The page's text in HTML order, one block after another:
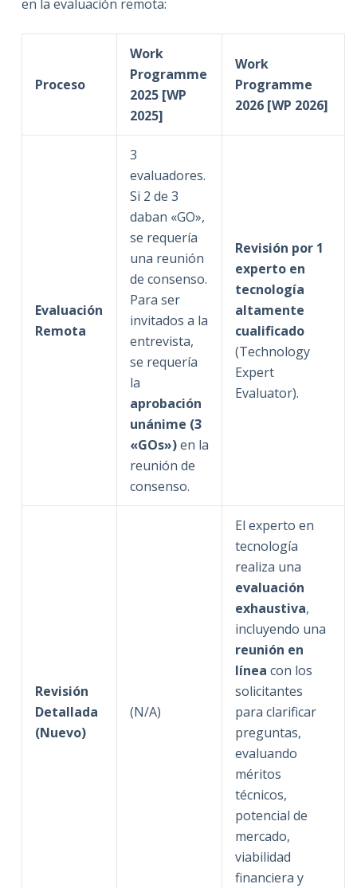
en la evaluación remota:
Proceso
Work
Programme
2025 [WP
2025]
Work
Programme
2026 [WP 2026]
Evaluación
Remota
3
evaluadores.
Si 2 de 3
daban «GO»,
se requería
una reunión
de consenso.
Para ser
invitados a la
entrevista,
se requería
la
aprobación
unánime (3
«GOs»)en la
reunión de
consenso.
Revisión por 1
experto en
tecnología
altamente
cualificado
(Technology
Expert
Evaluator).
Revisión
Detallada
(Nuevo)
(N/A)
El experto en
tecnología
realiza una
evaluación
exhaustiva,
incluyendo una
reunión en
línea con los
solicitantes
para clarificar
preguntas,
evaluando
méritos
técnicos,
potencial de
mercado,
viabilidad
financiera y